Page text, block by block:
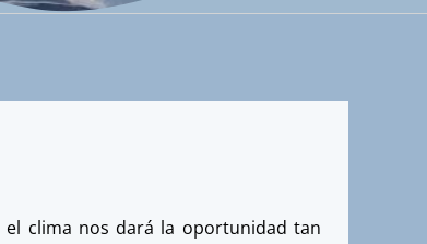
el clima nos dará la oportunidad tan